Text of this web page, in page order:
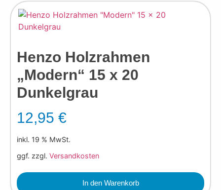
Henzo Holzrahmen
„Modern“ 15 x 20
Dunkelgrau
12,95€
inkl. 19 % MwSt.
ggf. zzgl.Versandkosten
In den Warenkorb